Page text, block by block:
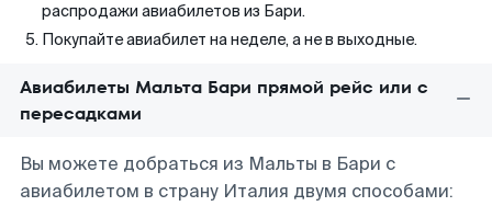
распродажи авиабилетов из Бари.
Покупайте авиабилет на неделе, а не в выходные.
Авиабилеты Мальта Бари прямой рейс или с
пересадками
Вы можете добраться из Мальты в Бари с
авиабилетом в страну Италия двумя способами: